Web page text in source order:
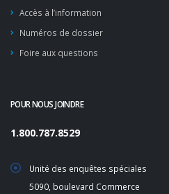
Accès à l’information
Numéros de dossier
Foire aux questions
POUR NOUS JOINDRE
1.800.787.8529
Unité des enquêtes spéciales
5090, boulevard Commerce